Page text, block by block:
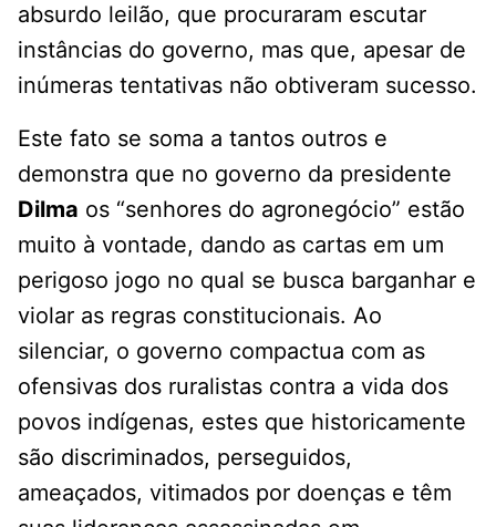
absurdo leilão, que procuraram escutar
instâncias do governo, mas que, apesar de
inúmeras tentativas não obtiveram sucesso.
Este fato se soma a tantos outros e
demonstra que no governo da presidente
Dilma os “senhores do agronegócio” estão
muito à vontade, dando as cartas em um
perigoso jogo no qual se busca barganhar e
violar as regras constitucionais. Ao
silenciar, o governo compactua com as
ofensivas dos ruralistas contra a vida dos
povos indígenas, estes que historicamente
são discriminados, perseguidos,
ameaçados, vitimados por doenças e têm